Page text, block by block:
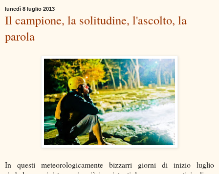
lunedì 8 luglio 2013
Il campione, la solitudine, l'ascolto, la
parola
In questi meteorologicamente bizzarri giorni di inizio luglio